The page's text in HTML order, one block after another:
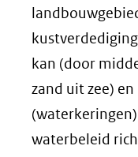
kan (door
zand uit zee)
waterbeleid